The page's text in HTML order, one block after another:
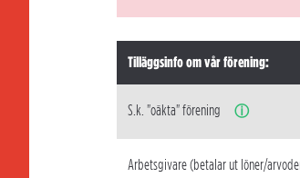
Tilläggsinfo om vår förening:
S.k. "oäkta" förening ⓘ
Arbetsgivare (betalar ut löner/